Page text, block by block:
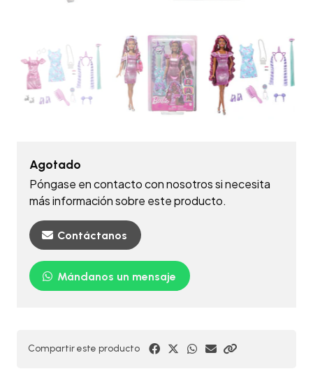
Agotado
Póngase en contacto con nosotros si necesita
más información sobre este producto.
Contáctanos
Mándanos un mensaje
Compartir este producto